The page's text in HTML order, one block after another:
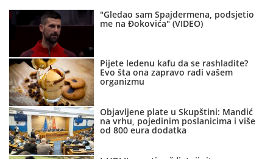
"Gledao sam Spajdermena, podsjetio
me na Đokovića" (VIDEO)
Pijete ledenu kafu da se rashladite?
Evo šta ona zapravo radi vašem
organizmu
Objavljene plate u Skupštini: Mandić
na vrhu, pojedinim poslanicima i više
od 800 eura dodatka